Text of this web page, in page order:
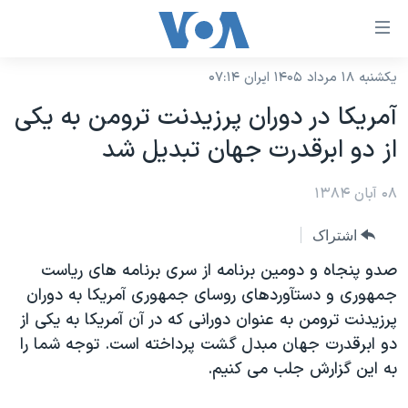
لینکهای
دسترسی
جهش
به
محتوای
اصلی
جهش
اصلی
جهش
به
جستجو
نسخه سبک وب‌سایت
موضوع ها
ایران
آمریکا
ورزشی
گزیده‌ها
ویژه برنامه‌ها
برنامه های تلویزیونی
جدول برنامه ها
صفحه‌های ویژه
جام جهانی ۲۰۲۶
عملیات خشم حماسی
۲۵۰سالگی آمریکا
فرکانس‌های صدای آمریکا
پخش رادیویی
یادگیری زبان انگلیسی
یکشنبه ۱۸ مرداد ۱۴۰۵ ایران ۰۷:۱۴
آمريکا در دوران پرزيدنت ترومن به يکی
از دو ابرقدرت جهان تبديل شد
۰۸ آبان ۱۳۸۴
اشتراک
صدو پنجاه و دومين برنامه از سری برنامه های رياست
جمهوری و دستآوردهای روسای جمهوری آمريکا به دوران
پرزيدنت ترومن به عنوان دورانی که در آن آمريکا به يکی از
دو ابرقدرت جهان مبدل گشت پرداخته است. توجه شما را
به اين گزارش جلب می کنيم.